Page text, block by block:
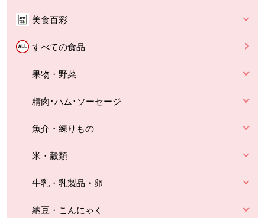
美食百彩
すべての食品
果物・野菜
精肉･ハム･ソーセージ
魚介・練りもの
米・穀類
牛乳・乳製品・卵
納豆・こんにゃく